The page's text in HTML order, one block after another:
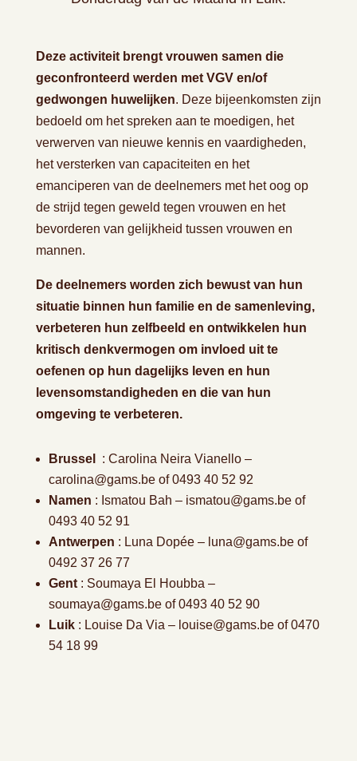
Deze activiteit brengt vrouwen samen die
geconfronteerd werden met VGV en/of
gedwongen huwelijken. Deze bijeenkomsten zijn
bedoeld om het spreken aan te moedigen, het
verwerven van nieuwe kennis en vaardigheden,
het versterken van capaciteiten en het
emanciperen van de deelnemers met het oog op
de strijd tegen geweld tegen vrouwen en het
bevorderen van gelijkheid tussen vrouwen en
mannen.
De deelnemers worden zich bewust van hun
situatie binnen hun familie en de samenleving,
verbeteren hun zelfbeeld en ontwikkelen hun
kritisch denkvermogen om invloed uit te
oefenen op hun dagelijks leven en hun
levensomstandigheden en die van hun
omgeving te verbeteren.
Brussel
: Carolina Neira Vianello –
carolina@gams.be of 0493 40 52 92
Namen : Ismatou Bah – ismatou@gams.be of
0493 40 52 91
Antwerpen : Luna Dopée – luna@gams.be of
0492 37 26 77
Gent: Soumaya El Houbba –
soumaya@gams.be of 0493 40 52 90
Luik: Louise Da Via – louise@gams.be of 0470
54 18 99